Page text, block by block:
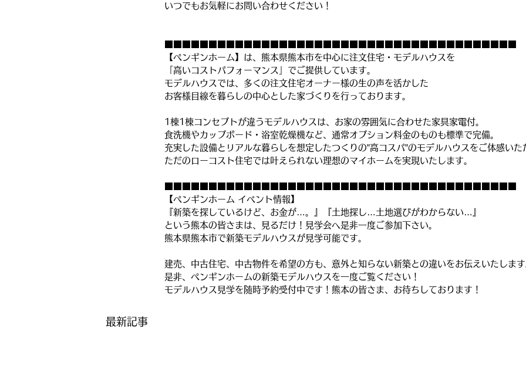
いつでもお気軽にお問い合わせください！
【ペンギンホーム】は、熊本県熊本市を中心に注文住宅・モデルハウスを
「高いコストパフォーマンス」でご提供しています。
モデルハウスでは、多くの注文住宅オーナー様の生の声を活かした
お客様目線を暮らしの中心とした家づくりを行っております。
1棟1棟コンセプトが違うモデルハウスは、お家の雰囲気に合わせた家具家電付。
食洗機やカップボード・浴室乾燥機など、通常オプション料金のものも標準で完備。
充実した設備とリアルな暮らしを想定したつくりの”高コスパ”のモデルハウスをご体感いた
ただのローコスト住宅では叶えられない理想のマイホームを実現いたします。
【ペンギンホーム イベント情報】
『新築を探しているけど、お金が…。』『土地探し…土地選びがわからない…』
という熊本の皆さまは、見るだけ！見学会へ是非一度ご参加下さい。
熊本県熊本市で新築モデルハウスが見学可能です。
建売、中古住宅、中古物件を希望の方も、意外と知らない新築との違いをお伝えいたします
是非、ペンギンホームの新築モデルハウスを一度ご覧ください！
モデルハウス見学を随時予約受付中です！熊本の皆さま、お待ちしております！
最新記事